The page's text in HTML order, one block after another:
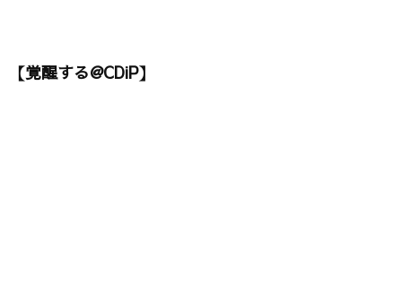
【覚醒する@CDiP】